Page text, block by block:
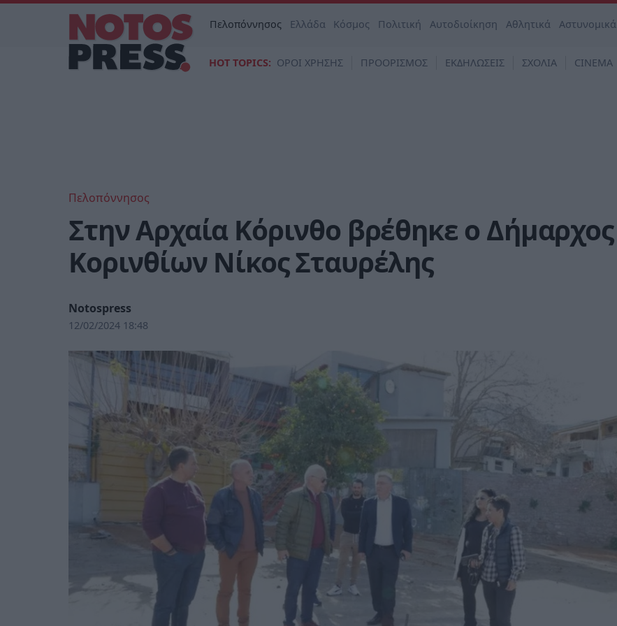
Πελοπόννησος Ελλάδα Κόσμος Πολιτική Αυτοδιοίκηση Αθλητικά Αστυνομικά
HOT TOPICS: ΟΡΟΙ ΧΡΗΣΗΣ ΠΡΟΟΡΙΣΜΟΣ ΕΚΔΗΛΩΣΕΙΣ ΣΧΟΛΙΑ CINEMA
Πελοπόννησος
Στην Αρχαία Κόρινθο βρέθηκε ο Δήμαρχος
Κορινθίων Νίκος Σταυρέλης
Notospress
12/02/2024 18:48